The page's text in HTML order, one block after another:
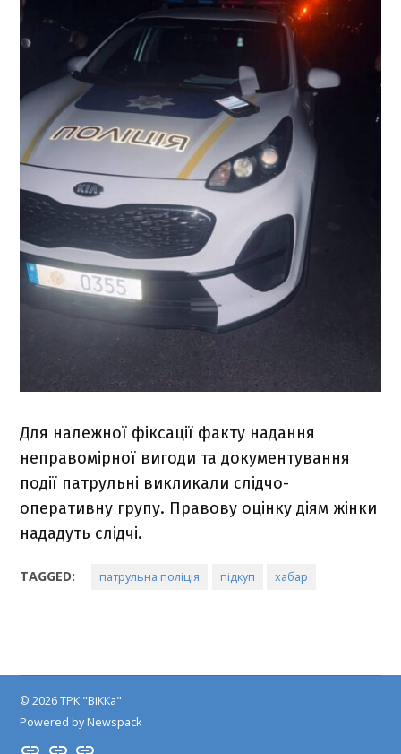
Для належної фіксації факту надання
неправомірної вигоди та документування
події патрульні викликали слідчо-
оперативну групу. Правову оцінку діям жінки
нададуть слідчі.
TAGGED: патрульна поліція підкуп хабар
© 2026 ТРК "ВіККа"
Powered by Newspack
Insta
YouTube
FB